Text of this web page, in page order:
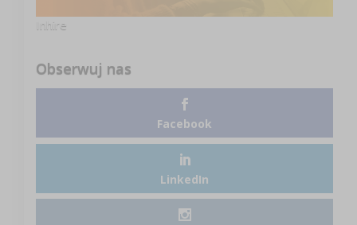
Inhire
Obserwuj nas
Facebook
LinkedIn